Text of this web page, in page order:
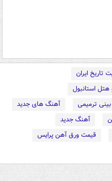
تاریخ ایران
هتل استانبول
ترمیمی
آهنگ های جدید
آهنگ جدید
قیمت ورق آهن پرایس